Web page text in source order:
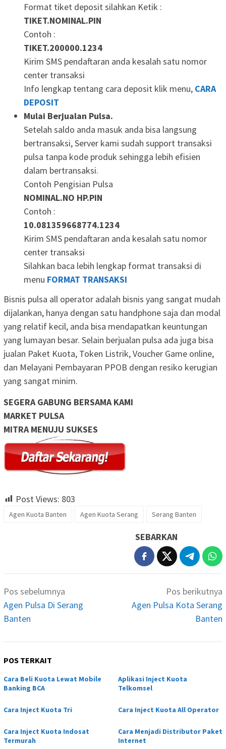
Format tiket deposit silahkan Ketik :
TIKET.NOMINAL.PIN
Contoh :
TIKET.200000.1234
Kirim SMS pendaftaran anda kesalah satu nomor
center transaksi
Info lengkap tentang cara deposit klik menu, CARA
DEPOSIT
Mulai Berjualan Pulsa.
Setelah saldo anda masuk anda bisa langsung
bertransaksi, Server kami sudah support transaksi
pulsa tanpa kode produk sehingga lebih efisien
dalam bertransaksi.
Contoh Pengisian Pulsa
NOMINAL.NO HP.PIN
Contoh :
10.081359668774.1234
Kirim SMS pendaftaran anda kesalah satu nomor
center transaksi
Silahkan baca lebih lengkap format transaksi di
menu FORMAT TRANSAKSI
Bisnis pulsa all operator adalah bisnis yang sangat mudah
dijalankan, hanya dengan satu handphone saja dan modal
yang relatif kecil, anda bisa mendapatkan keuntungan
yang lumayan besar. Selain berjualan pulsa ada juga bisa
jualan Paket Kuota, Token Listrik, Voucher Game online,
dan Melayani Pembayaran PPOB dengan resiko kerugian
yang sangat minim.
SEGERA GABUNG BERSAMA KAMI
MARKET PULSA
MITRA MENUJU SUKSES
Post Views: 803
Agen Kuota Banten Agen Kuota Serang Serang Banten
SEBARKAN
Navigasi
pos
Pos sebelumnya
Agen Pulsa Di Serang
Banten
Pos berikutnya
Agen Pulsa Kota Serang
Banten
POS TERKAIT
Cara Beli Kuota Lewat Mobile
Banking BCA
Aplikasi Inject Kuota
Telkomsel
Cara Inject Kuota Tri Cara Inject Kuota All Operator
Cara Inject Kuota Indosat
Termurah
Cara Menjadi Distributor Paket
Internet